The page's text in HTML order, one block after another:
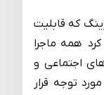
که قابلیت
همه ماجرا
اجتماعی و
توجه قرار